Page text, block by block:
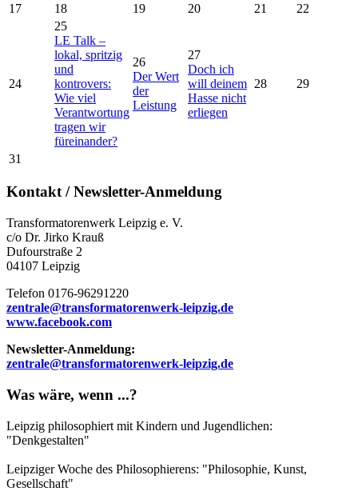
17
18 19 20 21 22
24
25
LE Talk –
lokal, spritzig
und
kontrovers:
Wie viel
Verantwortung
tragen wir
füreinander?
26
Der Wert
der
Leistung
27
Doch ich
will deinem
Hasse nicht
erliegen
28 29
31
Kontakt / Newsletter-Anmeldung
Transformatorenwerk Leipzig e. V.
c/o Dr. Jirko Krauß
Dufourstraße 2
04107 Leipzig
Telefon 0176-96291220
zentrale@transformatorenwerk-leipzig.de
www.facebook.com
Newsletter-Anmeldung:
zentrale@transformatorenwerk-leipzig.de
Was wäre, wenn ...?
Leipzig philosophiert mit Kindern und Jugendlichen:
"Denkgestalten"
Leipziger Woche des Philosophierens: "Philosophie, Kunst,
Gesellschaft"